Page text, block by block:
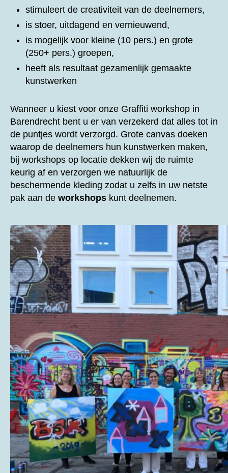
stimuleert de creativiteit van de deelnemers,
is stoer, uitdagend en vernieuwend,
is mogelijk voor kleine (10 pers.) en grote
(250+ pers.) groepen,
heeft als resultaat gezamenlijk gemaakte
kunstwerken
Wanneer u kiest voor onze Graffiti workshop in
Barendrecht bent u er van verzekerd dat alles tot in
de puntjes wordt verzorgd. Grote canvas doeken
waarop de deelnemers hun kunstwerken maken,
bij workshops op locatie dekken wij de ruimte
keurig af en verzorgen we natuurlijk de
beschermende kleding zodat u zelfs in uw netste
pak aan de workshops kunt deelnemen.